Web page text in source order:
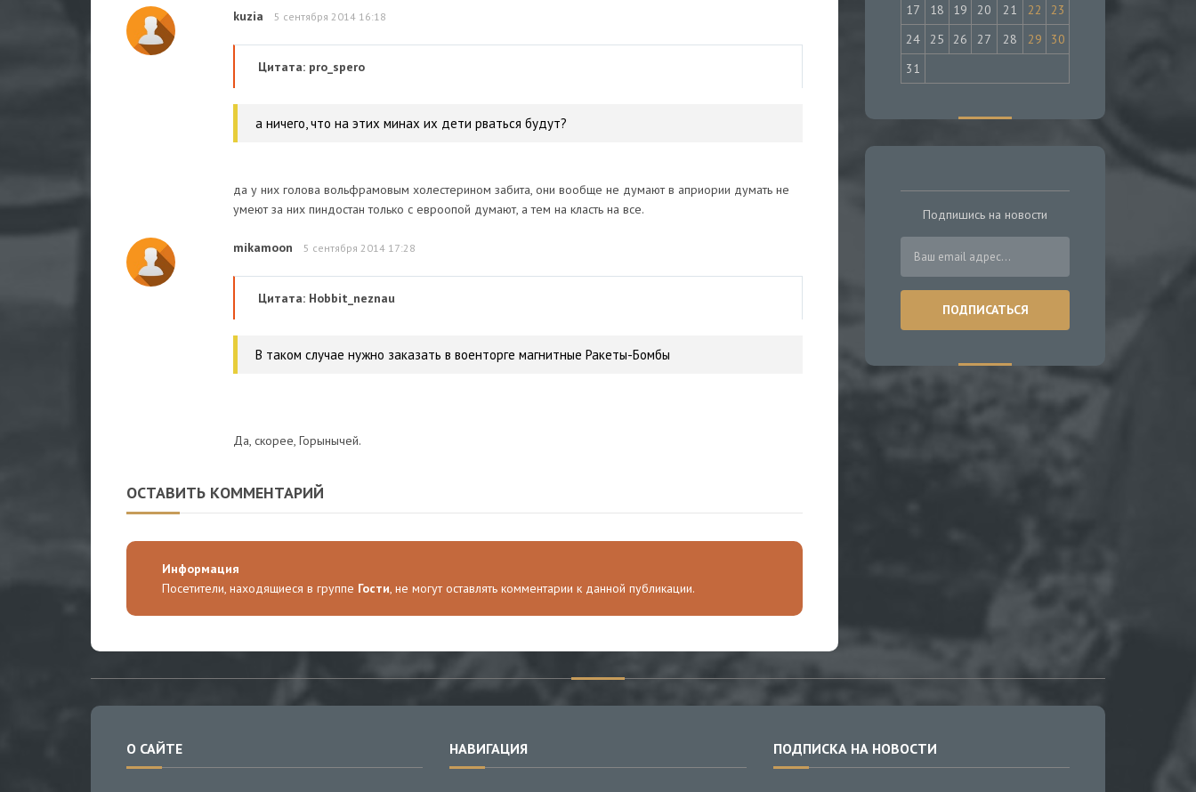
kuzia 5 сентября 2014 16:18
Цитата: pro_spero
а ничего, что на этих минах их дети рваться будут?
да у них голова вольфрамовым холестерином забита, они вообще не думают в априории думать не
умеют за них пиндостан только с евроопой думают, а тем на класть на все.
mikamoon 5 сентября 2014 17:28
Цитата: Hobbit_neznau
В таком случае нужно заказать в военторге магнитные Ракеты-Бомбы
Да, скорее, Горынычей.
ОСТАВИТЬ КОММЕНТАРИЙ
Информация
Посетители, находящиеся в группе Гости, не могут оставлять комментарии к данной публикации.
17
18 19 20 21 22
23
24
25 26 27 28 29
30
31
Подпишись на новости
О САЙТЕ НАВИГАЦИЯ ПОДПИСКА НА НОВОСТИ